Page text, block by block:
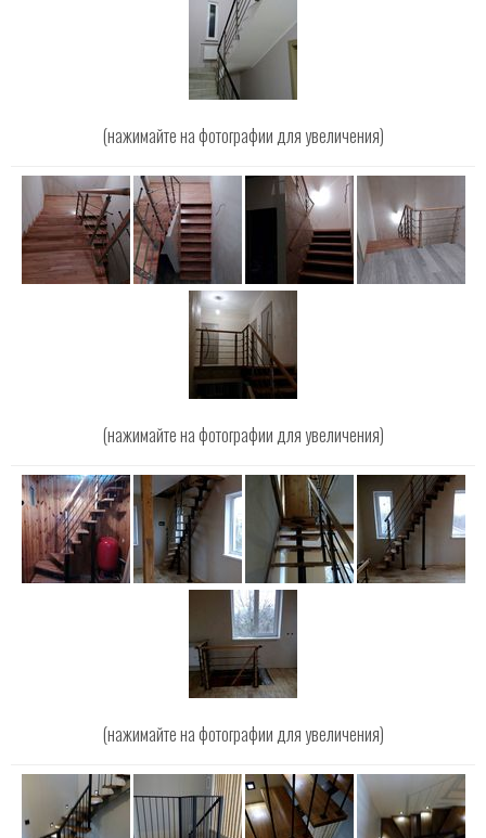
(нажимайте на фотографии для увеличения)
(нажимайте на фотографии для увеличения)
(нажимайте на фотографии для увеличения)